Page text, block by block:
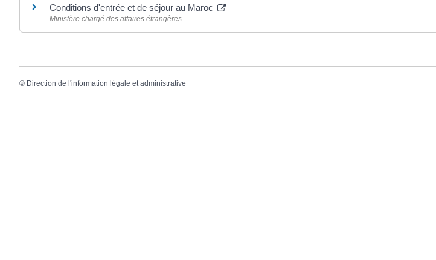
Conditions d'entrée et de séjour au Maroc
Ministère chargé des affaires étrangères
© Direction de l'information légale et administrative